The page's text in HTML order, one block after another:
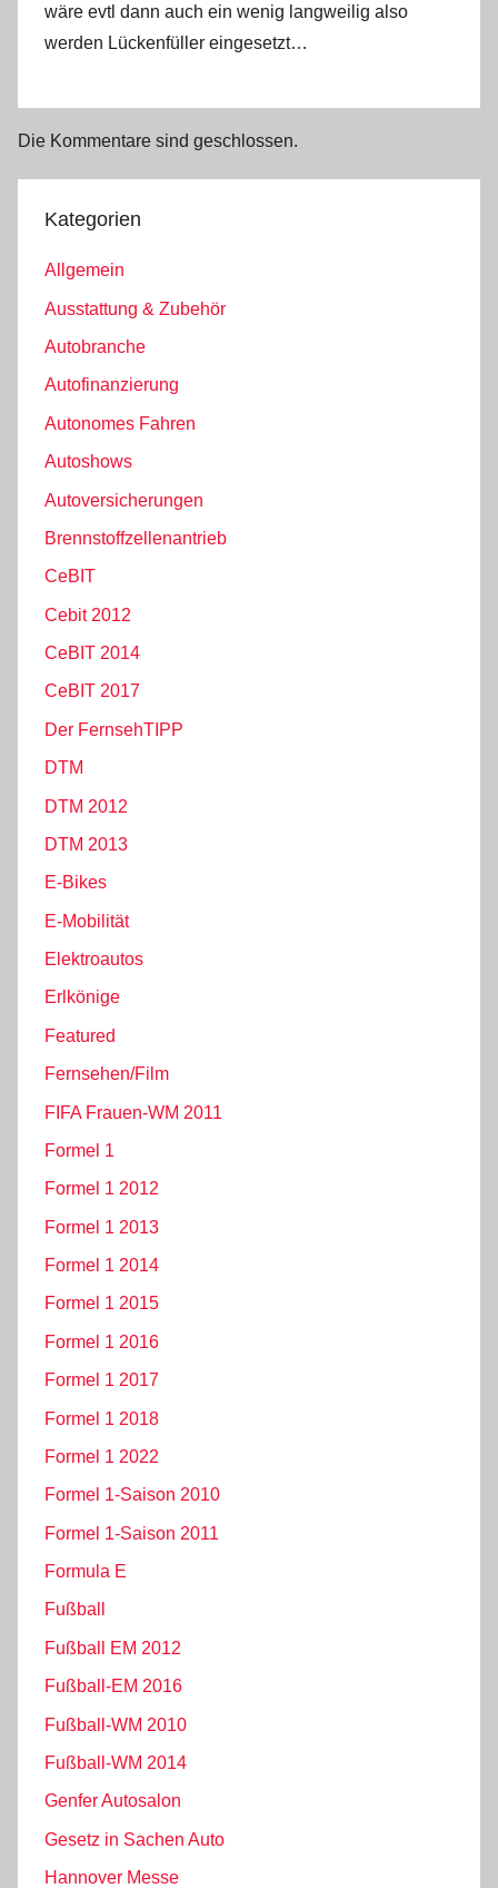
wäre evtl dann auch ein wenig langweilig also
werden Lückenfüller eingesetzt…
Die Kommentare sind geschlossen.
Kategorien
Allgemein
Ausstattung & Zubehör
Autobranche
Autofinanzierung
Autonomes Fahren
Autoshows
Autoversicherungen
Brennstoffzellenantrieb
CeBIT
Cebit 2012
CeBIT 2014
CeBIT 2017
Der FernsehTIPP
DTM
DTM 2012
DTM 2013
E-Bikes
E-Mobilität
Elektroautos
Erlkönige
Featured
Fernsehen/Film
FIFA Frauen-WM 2011
Formel 1
Formel 1 2012
Formel 1 2013
Formel 1 2014
Formel 1 2015
Formel 1 2016
Formel 1 2017
Formel 1 2018
Formel 1 2022
Formel 1-Saison 2010
Formel 1-Saison 2011
Formula E
Fußball
Fußball EM 2012
Fußball-EM 2016
Fußball-WM 2010
Fußball-WM 2014
Genfer Autosalon
Gesetz in Sachen Auto
Hannover Messe